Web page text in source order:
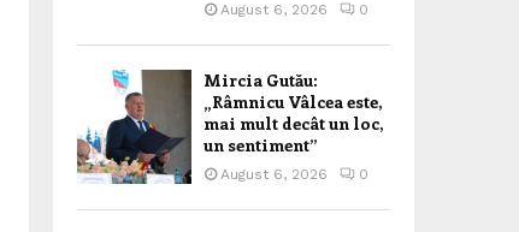
August 6, 2026 0
Mircia Gutău:
„Râmnicu Vâlcea este,
mai mult decât un loc,
un sentiment”
August 6, 2026 0